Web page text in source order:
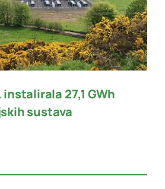
instalirala 27,1 GWh
sustava